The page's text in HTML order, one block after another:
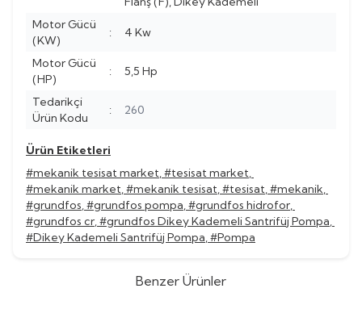
Motor Gücü
(KW)
: 4 Kw
Motor Gücü
(HP)
: 5,5 Hp
Tedarikçi
Ürün Kodu
: 260
Ürün Etiketleri
#mekanik tesisat market,#tesisat market,
#mekanik market,#mekanik tesisat,#tesisat,#mekanik,
#grundfos,#grundfos pompa,#grundfos hidrofor,
#grundfos cr,#grundfos Dikey Kademeli Santrifüj Pompa,
#Dikey Kademeli Santrifüj Pompa,#Pompa
Benzer Ürünler